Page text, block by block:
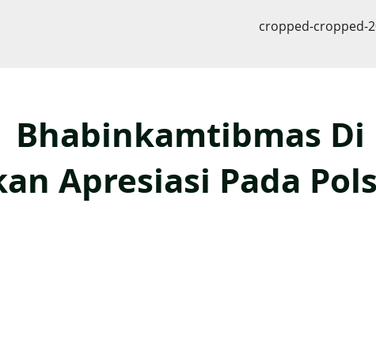
Di
Apresiasi Pada